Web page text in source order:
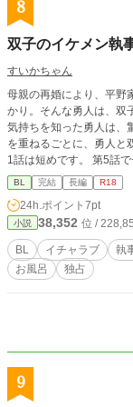
8
双子のイケメン執
すいかちゃん
母親の再婚により、平野
かり。そんな勇人は、双
気持ちを知った勇人は、
を重ねるごとに、勇人と
1話は短めで
BL 完結 長編 R18
24h.ポイント 7pt
小説 38,352 位 /
BL イチャラブ 執
お風呂
独占
9